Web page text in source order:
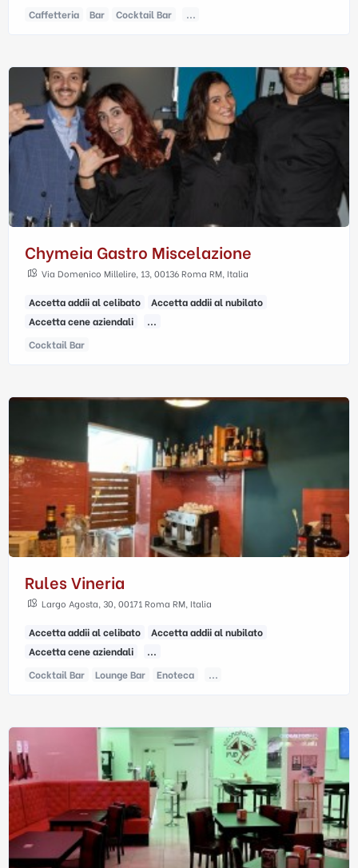
Caffetteria
Bar Cocktail Bar ...
Chymeia Gastro Miscelazione
Via Domenico Millelire, 13, 00136 Roma RM, Italia
Accetta addii al celibato
Accetta addii al nubilato
Accetta cene aziendali
...
Cocktail Bar
Rules Vineria
Largo Agosta, 30, 00171 Roma RM, Italia
Accetta addii al celibato
Accetta addii al nubilato
Accetta cene aziendali
...
Cocktail Bar
Lounge Bar Enoteca ...